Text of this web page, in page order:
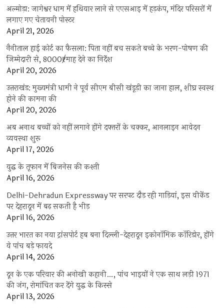
अल्मोड़ा: जागेश्वर धाम में हथियार लाने से एएसआइ में हड़कंप, मंदिर परिसरों में
लगाए गए चेतावनी पोस्टर
April 21, 2026
नैनीताल हाई कोर्ट का फैसला: पिता नहीं बच सकते बच्चे के भरण-पोषण की
जिम्मेदारी से, 8000₹/माह देने का निर्देश
April 20, 2026
उत्तराखंड: मुख्यमंत्री धामी ने पूर्व सीएम बीसी खंडूड़ी का जाना हाल, शीघ्र स्वस्थ
होने की कामना की
April 20, 2026
अब अनाथ बच्चों को नहीं लगाने होंगे दफ्तरों के चक्कर, आनलाइन आवेदन
व्यवस्था शुरू
April 17, 2026
युद्ध के तूफान में बिजनेस की कश्ती
April 16, 2026
Delhi-Dehradun Expressway पर सरपट दौड़ रही गाड़ियां, इस वीकेंड
पर देहरादून में बढ़ सकती है भीड़
April 16, 2026
उत्तर भारत का नया ट्रांसपोर्ट हब बना दिल्ली-देहरादून इकोनॉमिक कॉरिडोर, होंगे
ये पांच बड़े फायदे
April 14, 2026
दून के एक परिवार की अनोखी कहानी…, पांच भाइयों ने एक साथ लड़ी 1971
की जंग, रोमांचित कर देंगे युद्ध के किस्से
April 13, 2026